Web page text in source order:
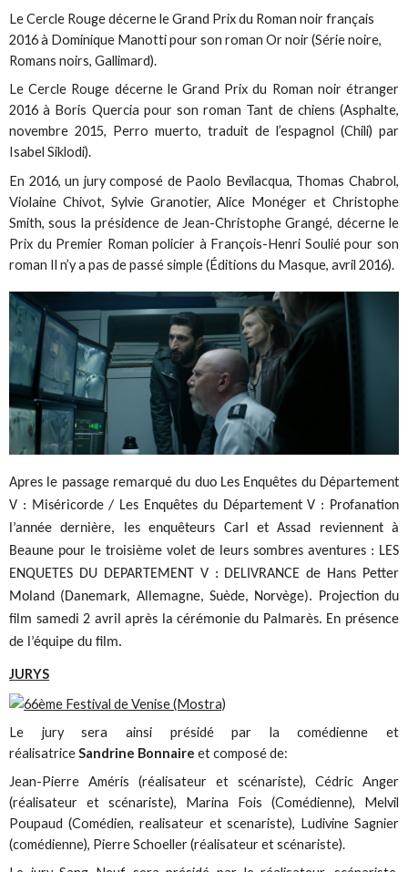
Le Cercle Rouge décerne le Grand Prix du Roman noir français
2016 à Dominique Manotti pour son roman Or noir (Série noire,
Romans noirs, Gallimard).
Le Cercle Rouge décerne le Grand Prix du Roman noir étranger
2016 à Boris Quercia pour son roman Tant de chiens (Asphalte,
novembre 2015, Perro muerto, traduit de l’espagnol (Chili) par
Isabel Siklodi).
En 2016, un jury composé de Paolo Bevilacqua, Thomas Chabrol,
Violaine Chivot, Sylvie Granotier, Alice Monéger et Christophe
Smith, sous la présidence de Jean-Christophe Grangé, décerne le
Prix du Premier Roman policier à François-Henri Soulié pour son
roman Il n’y a pas de passé simple (Éditions du Masque, avril 2016).
Apres le passage remarqué du duo Les Enquêtes du Département
V : Miséricorde / Les Enquêtes du Département V : Profanation
l’année dernière, les enquêteurs Carl et Assad reviennent à
Beaune pour le troisième volet de leurs sombres aventures : LES
ENQUETES DU DEPARTEMENT V : DELIVRANCE de Hans Petter
Moland (Danemark, Allemagne, Suède, Norvège). Projection du
film samedi 2 avril après la cérémonie du Palmarès. En présence
de l’équipe du film.
JURYS
Le jury sera ainsi présidé par la comédienne et
réalisatriceSandrine Bonnaire et composé de:
Jean-Pierre Améris (réalisateur et scénariste), Cédric Anger
(réalisateur et scénariste), Marina Fois (Comédienne), Melvil
Poupaud (Comédien, realisateur et scenariste), Ludivine Sagnier
(comédienne), Pierre Schoeller (réalisateur et scénariste).